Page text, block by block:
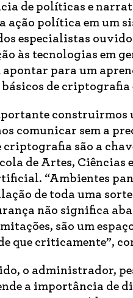
de políticas e
ação política em um
especialistas
às tecnologias em
apontar para um
de criptografia
construirmos
comunicar sem a
criptografia são a
de Artes, Ciências
“Ambientes
de toda uma sorte
não significa
são um
que criticamente”,
o administrador,
a importância de